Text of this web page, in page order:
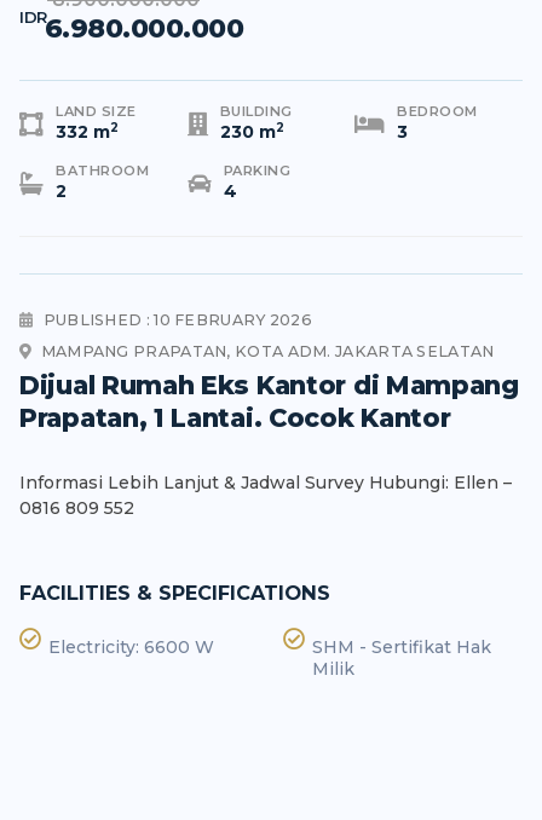
IDR6.980.000.000
LAND SIZE
332 m2
BUILDING
230 m2
BEDROOM
3
BATHROOM
2
PARKING
4
PUBLISHED : 10 FEBRUARY 2026
MAMPANG PRAPATAN, KOTA ADM. JAKARTA SELATAN
Dijual Rumah Eks Kantor di Mampang
Prapatan, 1 Lantai. Cocok Kantor
Informasi Lebih Lanjut & Jadwal Survey Hubungi: Ellen –
0816 809 552
FACILITIES & SPECIFICATIONS
Electricity: 6600 W
SHM - Sertifikat Hak
Milik